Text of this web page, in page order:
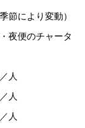
節により変動）
夜便のチャータ
人
人
人